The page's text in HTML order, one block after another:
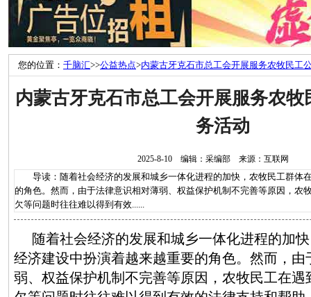
您的位置： 千脑汇>>公益热点>内蒙古牙克石市总工会开展服务农牧民工
内蒙古牙克石市总工会开展服务农牧
务活动
2025-8-10 编辑：采编部 来源：互联网
导读：随着社会经济的发展和城乡一体化进程的加快，农牧民工群体
的角色。然而，由于法律意识相对薄弱、权益保护机制不完善等原因，农
欠等问题时往往难以得到有效......
随着社会经济的发展和城乡一体化进程的加
经济建设中扮演着越来越重要的角色。然而，由
弱、权益保护机制不完善等原因，农牧民工在遇